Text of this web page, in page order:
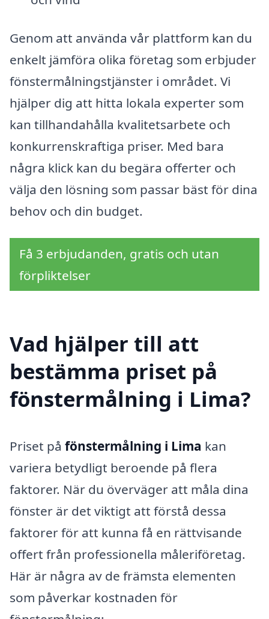
Genom att använda vår plattform kan du
enkelt jämföra olika företag som erbjuder
fönstermålningstjänster i området. Vi
hjälper dig att hitta lokala experter som
kan tillhandahålla kvalitetsarbete och
konkurrenskraftiga priser. Med bara
några klick kan du begära offerter och
välja den lösning som passar bäst för dina
behov och din budget.
Få 3 erbjudanden, gratis och utan
förpliktelser
Vad hjälper till att
bestämma priset på
fönstermålning i Lima?
Priset på fönstermålning i Lima kan
variera betydligt beroende på flera
faktorer. När du överväger att måla dina
fönster är det viktigt att förstå dessa
faktorer för att kunna få en rättvisande
offert från professionella måleriföretag.
Här är några av de främsta elementen
som påverkar kostnaden för